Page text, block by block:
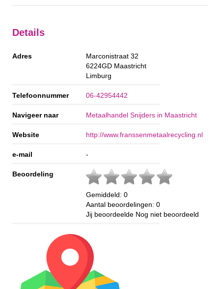
Details
Adres
Marconistraat 32
6224GD Maastricht
Limburg
Telefoonnummer 06-42954442
Navigeer naar Metaalhandel Snijders in Maastricht
Website http://www.franssenmetaalrecycling.nl
e-mail -
Beoordeling
Gemiddeld: 0
Aantal beoordelingen: 0
Jij beoordeelde Nog niet beoordeeld